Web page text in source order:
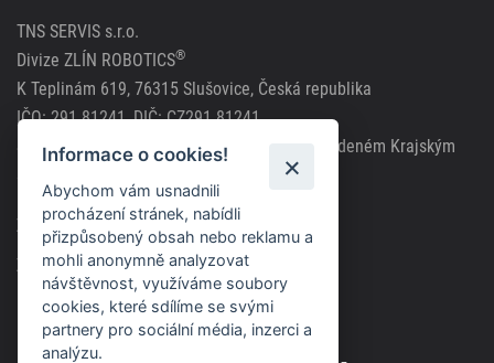
TNS SERVIS s.r.o.
Divize ZLÍN ROBOTICS®
K Teplinám 619, 76315 Slušovice, Česká republika
IČO: 291 81241, DIČ: CZ291 81241
Společnost zapsána v obchodním rejstříku vedeném Krajským
soudem v Brně, spisová značka C63717
Zásady použití cookies
Zásady ochrany osobních údajů
Informace o cookies!
Abychom vám usnadnili
procházení stránek, nabídli
přizpůsobený obsah nebo reklamu a
mohli anonymně analyzovat
návštěvnost, využíváme soubory
cookies, které sdílíme se svými
partnery pro sociální média, inzerci a
analýzu.